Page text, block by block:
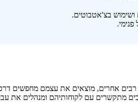
רבים אחרים, מוצאים את עצמם מחפשים
מתקשרים עם לקוחותיהם ומנהלים את